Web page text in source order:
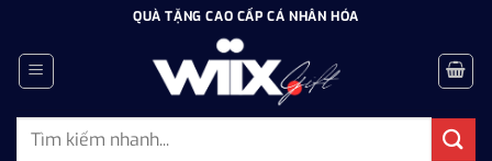
dung
QUÀ TẶNG CAO CẤP CÁ NHÂN HÓA
Tìm